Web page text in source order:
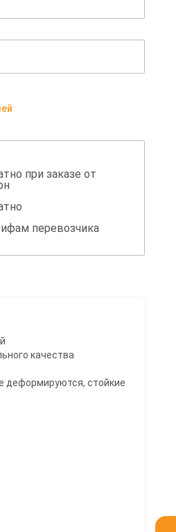
при заказе от
перевозчика
качества
деформируются, стойкие